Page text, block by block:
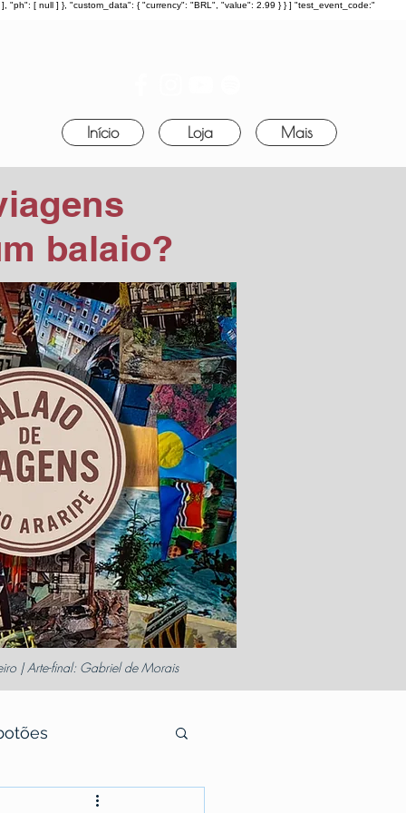
[ null ] }, "custom_data": { "currency": "BRL", "value": 2.99 } } ] "test_event_code:"
Início Loja Mais
balaio?
| Arte-final: Gabriel de Morais